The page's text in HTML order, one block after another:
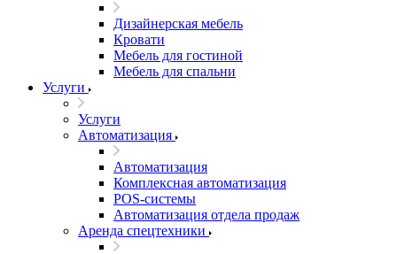
Дизайнерская мебель
Кровати
Мебель для гостиной
Мебель для спальни
Услуги
Услуги
Автоматизация
Автоматизация
Комплексная автоматизация
POS-системы
Автоматизация отдела продаж
Аренда спецтехники